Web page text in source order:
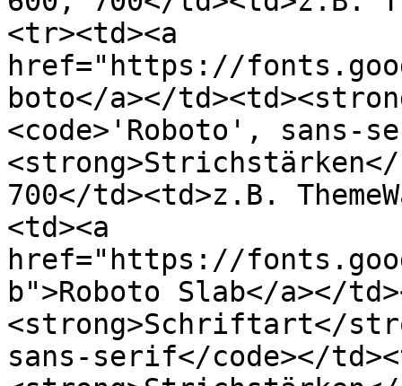
<tr><td><a
href="https://
boto</a></
<code>'Roboto', sans-
700</td><td>z.B.
<td><a
href="https://
b">Roboto Slab</a></
<strong>Schriftart</
sans-serif</code></